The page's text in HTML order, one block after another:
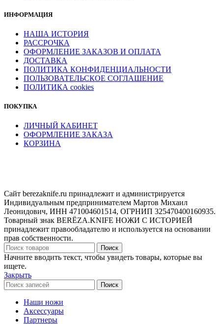
ИНФОРМАЦИЯ
НАША ИСТОРИЯ
РАССРОЧКА
ОФОРМЛЕНИЕ ЗАКАЗОВ И ОПЛАТА
ДОСТАВКА
ПОЛИТИКА КОНФИДЕНЦИАЛЬНОСТИ
ПОЛЬЗОВАТЕЛЬСКОЕ СОГЛАШЕНИЕ
ПОЛИТИКА cookies
ПОКУПКА
ЛИЧНЫЙ КАБИНЕТ
ОФОРМЛЕНИЕ ЗАКАЗА
КОРЗИНА
Сайт berezaknife.ru принадлежит и администрируется
Индивидуальным предпринимателем Мартов Михаил
Леонидович, ИНН 471004601514, ОГРНИП 325470400160935.
Товарный знак BERËZA.KNIFE НОЖИ С ИСТОРИЕЙ
принадлежит правообладателю и используется на основании
прав собственности.
Поиск
Начните вводить текст, чтобы увидеть товары, которые вы
ищете.
Закрыть
Поиск
Наши ножи
Аксессуары
Партнеры